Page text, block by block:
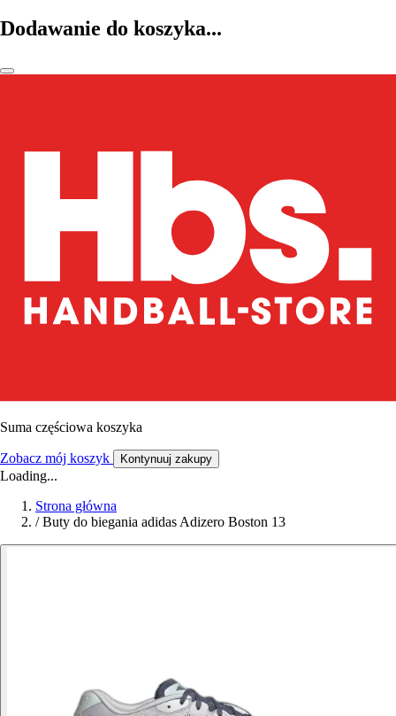
Dodawanie do koszyka...
Suma częściowa koszyka
Zobacz mój koszyk Kontynuuj zakupy
Loading...
Strona główna
/ Buty do biegania adidas Adizero Boston 13